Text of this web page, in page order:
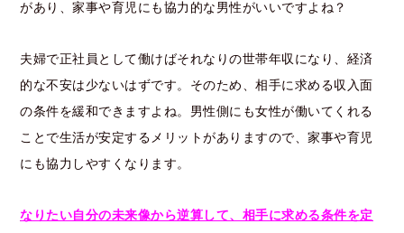
があり、家事や育児にも協力的な男性がいいですよね？
夫婦で正社員として働けばそれなりの世帯年収になり、経済
的な不安は少ないはずです。そのため、相手に求める収入面
の条件を緩和できますよね。男性側にも女性が働いてくれる
ことで生活が安定するメリットがありますので、家事や育児
にも協力しやすくなります。
なりたい自分の未来像から逆算して、相手に求める条件を定